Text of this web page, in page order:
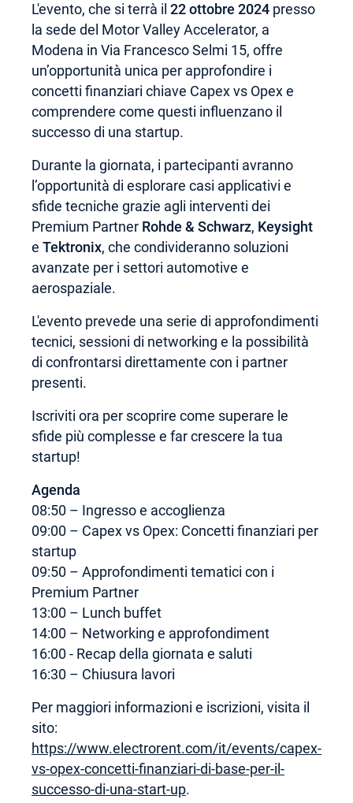
L'evento, che si terrà il 22 ottobre 2024 presso
la sede del Motor Valley Accelerator, a
Modena in Via Francesco Selmi 15, offre
un’opportunità unica per approfondire i
concetti finanziari chiave Capex vs Opex e
comprendere come questi influenzano il
successo di una startup.
Durante la giornata, i partecipanti avranno
l’opportunità di esplorare casi applicativi e
sfide tecniche grazie agli interventi dei
Premium Partner Rohde & Schwarz, Keysight
e Tektronix, che condivideranno soluzioni
avanzate per i settori automotive e
aerospaziale.
L'evento prevede una serie di approfondimenti
tecnici, sessioni di networking e la possibilità
di confrontarsi direttamente con i partner
presenti.
Iscriviti ora per scoprire come superare le
sfide più complesse e far crescere la tua
startup!
Agenda
08:50 – Ingresso e accoglienza
09:00 – Capex vs Opex: Concetti finanziari per
startup
09:50 – Approfondimenti tematici con i
Premium Partner
13:00 – Lunch buffet
14:00 – Networking e approfondiment
16:00 - Recap della giornata e saluti
16:30 – Chiusura lavori
Per maggiori informazioni e iscrizioni, visita il
sito:
https://www.electrorent.com/it/events/capex-
vs-opex-concetti-finanziari-di-base-per-il-
successo-di-una-start-up.